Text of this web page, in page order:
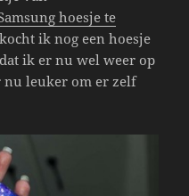
hoesje te
ik nog een hoesje
ik er nu wel weer op
nu leuker om er zelf